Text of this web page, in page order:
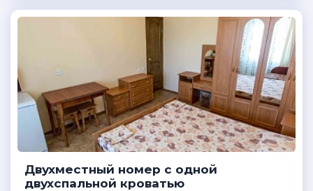
Двухместный номер с одной
двухспальной кроватью